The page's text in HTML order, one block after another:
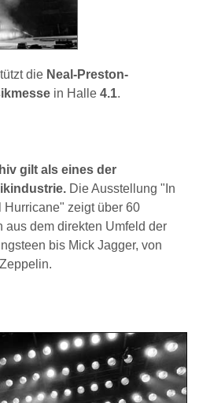
die Neal-Preston-
in Halle 4.1.
gilt als eines der
Die Ausstellung "In
zeigt über 60
aus dem direkten Umfeld der
bis Mick Jagger, von